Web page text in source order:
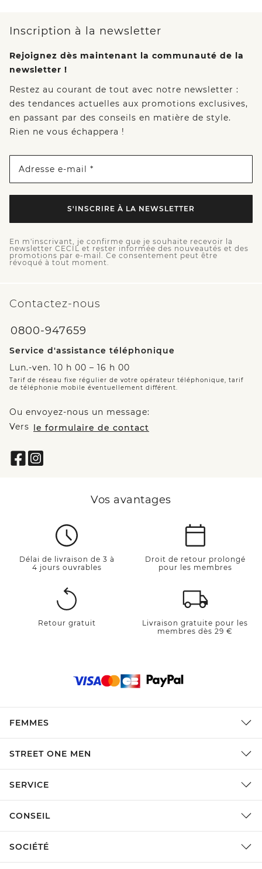
Inscription à la newsletter
Rejoignez dès maintenant la communauté de la
newsletter !
Restez au courant de tout avec notre newsletter :
des tendances actuelles aux promotions exclusives,
en passant par des conseils en matière de style.
Rien ne vous échappera !
Adresse e-mail *
S'INSCRIRE À LA NEWSLETTER
En m'inscrivant, je confirme que je souhaite recevoir la
newsletter CECIL et rester informée des nouveautés et des
promotions par e-mail. Ce consentement peut être
révoqué à tout moment.
Contactez-nous
0800-947659
Service d'assistance téléphonique
Lun.-ven. 10 h 00 – 16 h 00
Tarif de réseau fixe régulier de votre opérateur téléphonique, tarif
de téléphonie mobile éventuellement différent.
Ou envoyez-nous un message:
Vers le formulaire de contact
Vos avantages
Délai de livraison de 3 à
4 jours ouvrables
Droit de retour prolongé
pour les membres
Retour gratuit
Livraison gratuite pour les
membres dès 29 €
FEMMES
STREET ONE MEN
SERVICE
CONSEIL
SOCIÉTÉ